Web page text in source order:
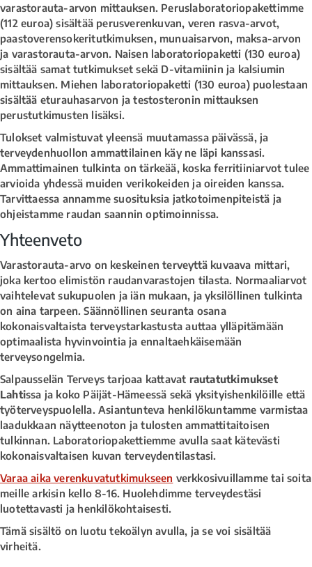
varastorauta-arvon mittauksen. Peruslaboratoriopakettimme
(112 euroa) sisältää perusverenkuvan, veren rasva-arvot,
paastoverensokeritutkimuksen, munuaisarvon, maksa-arvon
ja varastorauta-arvon. Naisen laboratoriopaketti (130 euroa)
sisältää samat tutkimukset sekä D-vitamiinin ja kalsiumin
mittauksen. Miehen laboratoriopaketti (130 euroa) puolestaan
sisältää eturauhasarvon ja testosteronin mittauksen
perustutkimusten lisäksi.
Tulokset valmistuvat yleensä muutamassa päivässä, ja
terveydenhuollon ammattilainen käy ne läpi kanssasi.
Ammattimainen tulkinta on tärkeää, koska ferritiiniarvot tulee
arvioida yhdessä muiden verikokeiden ja oireiden kanssa.
Tarvittaessa annamme suosituksia jatkotoimenpiteistä ja
ohjeistamme raudan saannin optimoinnissa.
Yhteenveto
Varastorauta-arvo on keskeinen terveyttä kuvaava mittari,
joka kertoo elimistön raudanvarastojen tilasta. Normaaliarvot
vaihtelevat sukupuolen ja iän mukaan, ja yksilöllinen tulkinta
on aina tarpeen. Säännöllinen seuranta osana
kokonaisvaltaista terveystarkastusta auttaa ylläpitämään
optimaalista hyvinvointia ja ennaltaehkäisemään
terveysongelmia.
Salpausselän Terveys tarjoaa kattavat rautatutkimukset
Lahtissa ja koko Päijät-Hämeessä sekä yksityishenkilöille että
työterveyspuolella. Asiantunteva henkilökuntamme varmistaa
laadukkaan näytteenoton ja tulosten ammattitaitoisen
tulkinnan. Laboratoriopakettiemme avulla saat kätevästi
kokonaisvaltaisen kuvan terveydentilastasi.
Varaa aika verenkuvatutkimukseen verkkosivuillamme tai soita
meille arkisin kello 8-16. Huolehdimme terveydestäsi
luotettavasti ja henkilökohtaisesti.
Tämä sisältö on luotu tekoälyn avulla, ja se voi sisältää
virheitä.